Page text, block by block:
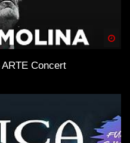
Concert